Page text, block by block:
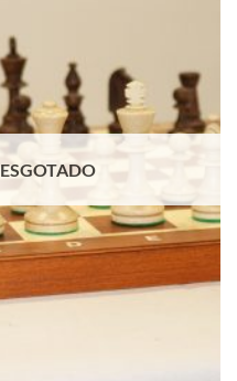
ESGOTADO